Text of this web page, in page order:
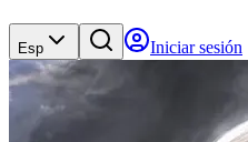
Esp Iniciar sesión